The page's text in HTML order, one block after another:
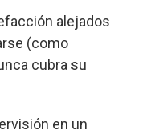
alejados
(como
cubra su
en un